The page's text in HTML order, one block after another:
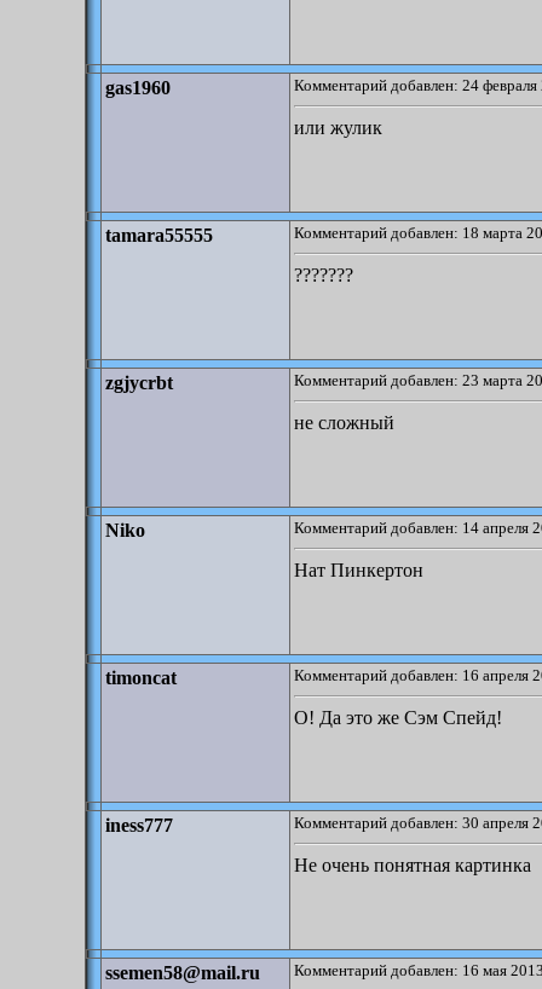
gas1960 Комментарий добавлен: 24
или жулик
tamara55555 Комментарий добавлен: 18 марта
???????
zgjycrbt Комментарий добавлен: 23 марта
не сложный
Niko Комментарий добавлен: 14 апреля
Нат Пинкертон
timoncat Комментарий добавлен: 16 апреля
О! Да это же Сэм Спейд!
iness777 Комментарий добавлен: 30 апреля
Не очень понятная картинка
ssemen58@mail.ru Комментарий добавлен: 16 мая